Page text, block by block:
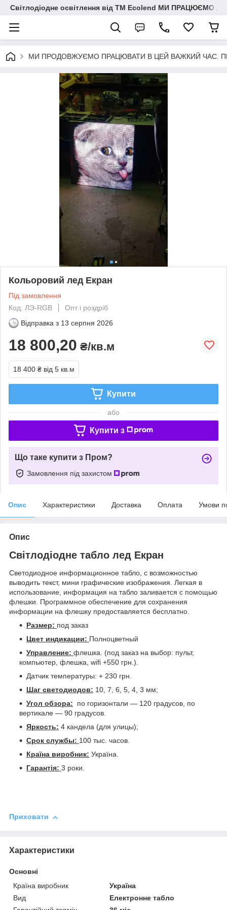
Світлодіодне освітлення від ТМ Ecolend МИ ПРАЦЮЄМО
МИ ПРОДОВЖУЄМО ПРАЦЮВАТИ В ЦЕЙ ВАЖКИЙ ЧАС.
Кольоровий лед Екран
Під замовлення
Код: ЛЭ-RGB
Опт і роздріб
Відправка з 13 серпня 2026
18 800,20 ₴/кв.м
18 400 ₴ від 5 кв.м
Купити
або
Купити з
Що таке купити з Пром?
Замовлення під захистом
Опис Характеристики Доставка Оплата Умови
Опис
Світлодіодне табло лед Екран
Светодиодное информационное табло, с возможностью
выводить текст, мини графические изображения. Легкая в
использование, информация на табло заливается с помощью
флешки. Программное обеспечение для сохранения
информации на флешку предоставляется бесплатно.
Размер: под заказ
Цвет индикации: Полноцветный
Управление: флешка. (под заказ на выбор: пульт,
компьютер, флешка, wifi +550 грн.).
Датчик температуры: + 230 грн.
Шаг светодиодов: 10, 7, 6, 5, 4, 3 мм;
Угол обзора: по горизонтали ― 120 градусов, по
вертикале ― 90 градусов.
Яркость: 4 кандела (для улицы);
Срок службы: 100 тыс. часов.
Країна виробник: Україна.
Гарантія: 3 роки.
Приховати
Характеристики
Основні
Країна виробник
Україна
Вид
Електронне табло